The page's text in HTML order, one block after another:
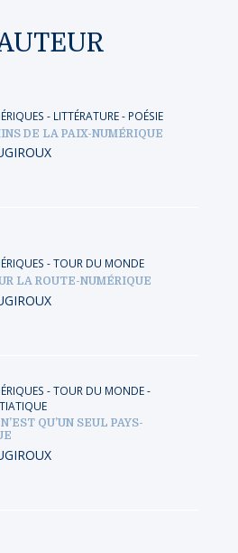
- LITTÉRATURE - POÉSIE
DE LA PAIX-NUMÉRIQUE
-TOUR DU MONDE
LA ROUTE-NUMÉRIQUE
-TOUR DU MONDE-
QU’UN SEUL PAYS-